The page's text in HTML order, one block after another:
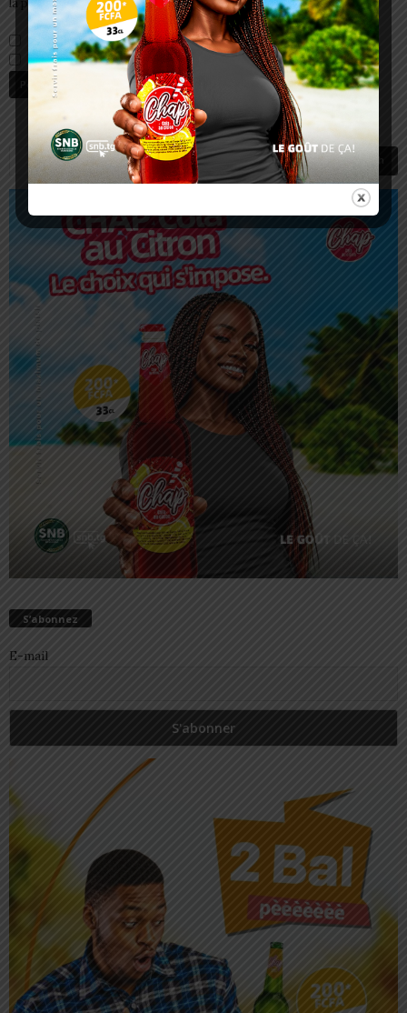
Prévenez-moi de tous les nouveaux commentaires par e-mail.
Prévenez-moi de tous les nouveaux articles par e-mail.
S’abonnez
E-mail